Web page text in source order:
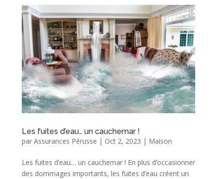
Les fuites d’eau… un cauchemar !
par Assurances Pérusse | Oct 2, 2023 | Maison
Les fuites d’eau… un cauchemar ! En plus d’occasionner
des dommages importants, les fuites d’eau créent un